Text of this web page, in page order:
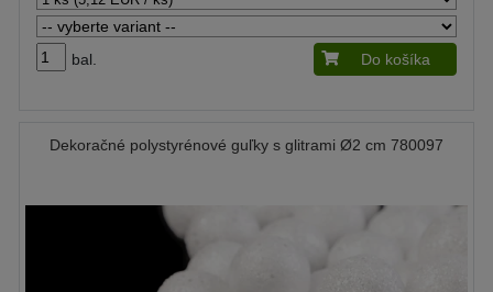
bal. Do košíka
Dekoračné polystyrénové guľky s glitrami Ø2 cm 780097